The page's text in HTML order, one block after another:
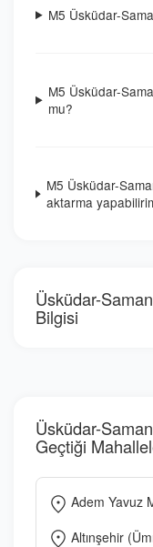
M5 Üsküdar-
M5 Üsküdar-
mu?
M5 Üsküdar-
aktarma
Üsküdar-
Bilgisi
Üsküdar-
Geçtiği
Adem Yavuz
Altınşehir